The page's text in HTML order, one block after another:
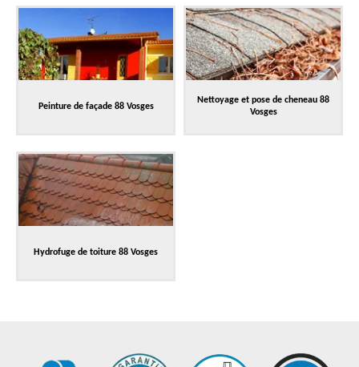
Peinture de façade 88 Vosges
Nettoyage et pose de cheneau 88
Vosges
Hydrofuge de toiture 88 Vosges